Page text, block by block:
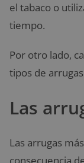
el tabaco o
tiempo.
Por otro lado,
tipos de
Las
Las arrugas